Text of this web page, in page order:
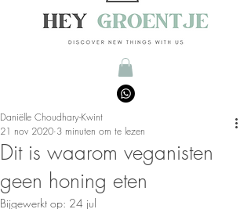
Dit is waarom veganisten
geen honing eten
Daniëlle Choudhary-Kwint
21 nov 2020 3 minuten om te lezen
Bijgewerkt op: 24 jul